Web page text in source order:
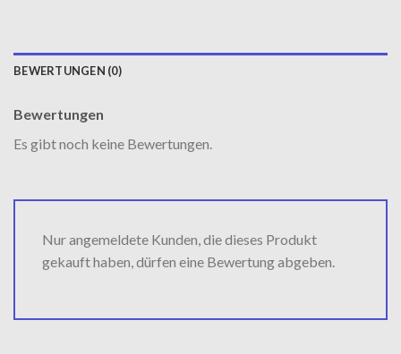
BEWERTUNGEN (0)
Bewertungen
Es gibt noch keine Bewertungen.
Nur angemeldete Kunden, die dieses Produkt
gekauft haben, dürfen eine Bewertung abgeben.